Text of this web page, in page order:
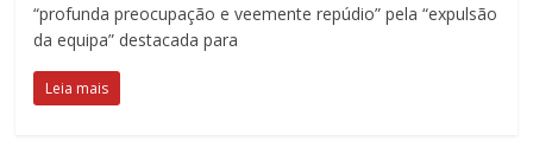
“profunda preocupação e veemente repúdio” pela “expulsão
da equipa” destacada para
Leia mais